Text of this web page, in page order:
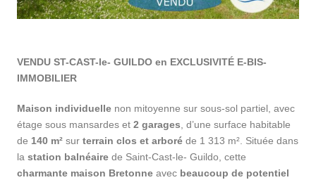
VENDU ST-CAST-le- GUILDO en EXCLUSIVITÉ E-BIS-
IMMOBILIER
Maison individuelle non mitoyenne sur sous-sol partiel, avec
étage sous mansardes et 2 garages , d’une surface habitable
de 140 m² sur terrain clos et arboré de 1 313 m². Située dans
la station balnéaire de Saint-Cast-le- Guildo, cette
charmante maison Bretonne avec beaucoup de potentiel